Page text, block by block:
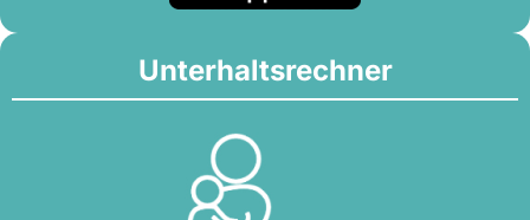
Unterhaltsrechner